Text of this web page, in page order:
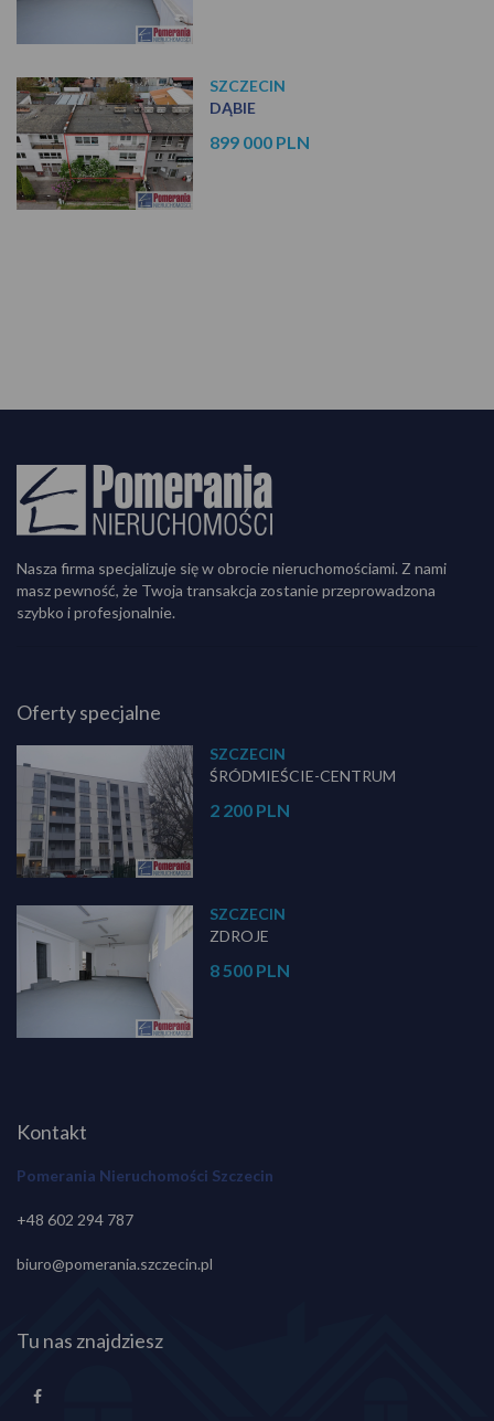
SZCZECIN
DĄBIE
899 000 PLN
Nasza firma specjalizuje się w obrocie nieruchomościami. Z nami
masz pewność, że Twoja transakcja zostanie przeprowadzona
szybko i profesjonalnie.
Oferty specjalne
SZCZECIN
ŚRÓDMIEŚCIE-CENTRUM
2 200 PLN
SZCZECIN
ZDROJE
8 500 PLN
Kontakt
Pomerania Nieruchomości Szczecin
+48 602 294 787
biuro@pomerania.szczecin.pl
Tu nas znajdziesz